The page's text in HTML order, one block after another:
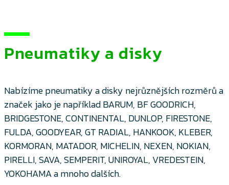
Pneumatiky a disky
Nabízíme pneumatiky a disky nejrůznějších rozměrů a
značek jako je například BARUM, BF GOODRICH,
BRIDGESTONE, CONTINENTAL, DUNLOP, FIRESTONE,
FULDA, GOODYEAR, GT RADIAL, HANKOOK, KLEBER,
KORMORAN, MATADOR, MICHELIN, NEXEN, NOKIAN,
PIRELLI, SAVA, SEMPERIT, UNIROYAL, VREDESTEIN,
YOKOHAMA a mnoho dalších.